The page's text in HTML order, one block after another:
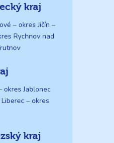
kraj
– okres Jičín –
Rychnov nad
okres Jablonec
– okres
kraj